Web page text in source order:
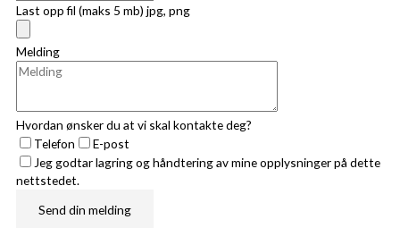
Last opp fil (maks 5 mb) jpg, png
Melding
Hvordan ønsker du at vi skal kontakte deg?
Telefon
E-post
Jeg godtar lagring og håndtering av mine opplysninger på dette
nettstedet.